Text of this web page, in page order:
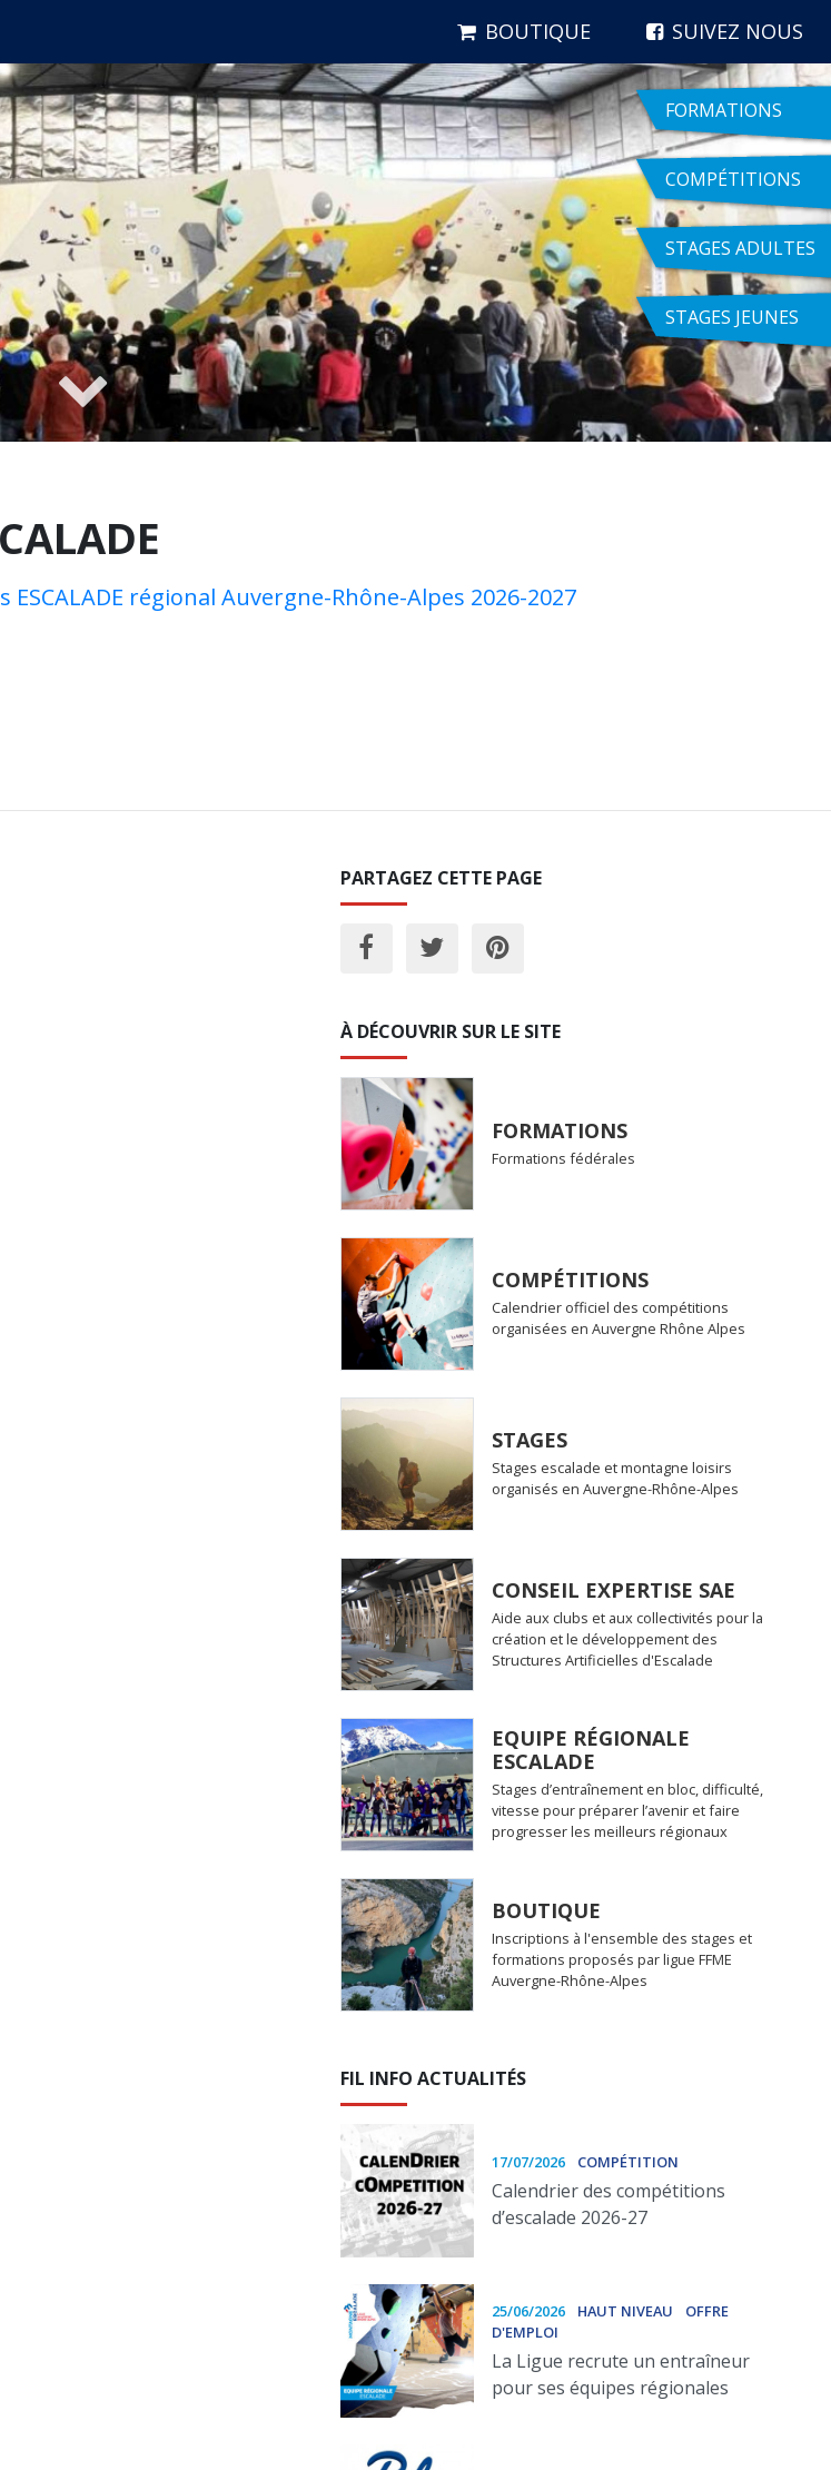
BOUTIQUE SUIVEZ NOUS
FORMATIONS
COMPÉTITIONS
STAGES ADULTES
STAGES JEUNES
régional Auvergne-Rhône-Alpes 2026-2027
PARTAGEZ CETTE PAGE
À DÉCOUVRIR SUR LE SITE
FORMATIONS
Formations fédérales
COMPÉTITIONS
Calendrier officiel des compétitions
organisées en Auvergne Rhône Alpes
STAGES
Stages escalade et montagne loisirs
organisés en Auvergne-Rhône-Alpes
CONSEIL EXPERTISE SAE
Aide aux clubs et aux collectivités pour la
création et le développement des
Structures Artificielles d'Escalade
EQUIPE RÉGIONALE
ESCALADE
Stages d’entraînement en bloc, difficulté,
vitesse pour préparer l’avenir et faire
progresser les meilleurs régionaux
BOUTIQUE
Inscriptions à l'ensemble des stages et
formations proposés par ligue FFME
Auvergne-Rhône-Alpes
FIL INFO ACTUALITÉS
17/07/2026 COMPÉTITION
Calendrier des compétitions
d’escalade 2026-27
25/06/2026 HAUT NIVEAU
OFFRE
D'EMPLOI
La Ligue recrute un entraîneur
pour ses équipes régionales